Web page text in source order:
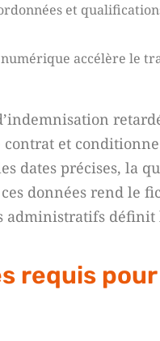
et
numérique accélère le
et
dates précises, la
ces données rend
administratifs
requis